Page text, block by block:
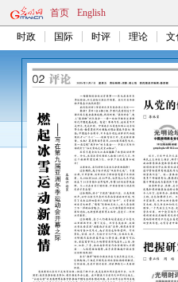
首页 English
时政 国际 时评 理论 文